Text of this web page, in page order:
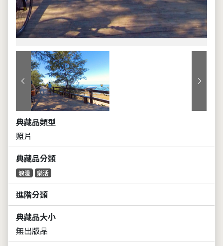
上一張 下一張
典藏品類型
照片
典藏品分類
浪漫 樂活
進階分類
典藏品大小
無出版品